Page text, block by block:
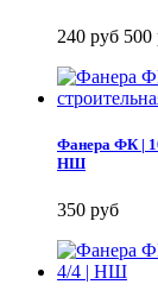
240 руб 500
Фанера ФК |
НШ
350 руб